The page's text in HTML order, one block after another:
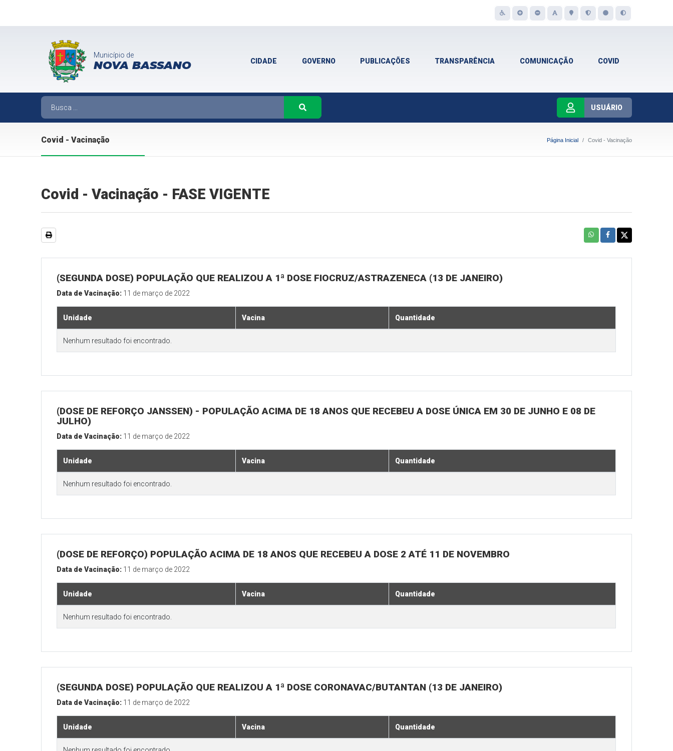
Município de
NOVA BASSANO CIDADE GOVERNO PUBLICAÇÕES TRANSPARÊNCIA COMUNICAÇÃO COVID
USUÁRIO
Covid - Vacinação Página Inicial Covid - Vacinação
Covid - Vacinação - FASE VIGENTE
(SEGUNDA DOSE) POPULAÇÃO QUE REALIZOU A 1ª DOSE FIOCRUZ/ASTRAZENECA (13 DE JANEIRO)
Data de Vacinação: 11 de março de 2022
Unidade Vacina Quantidade
Nenhum resultado foi encontrado.
(DOSE DE REFORÇO JANSSEN) - POPULAÇÃO ACIMA DE 18 ANOS QUE RECEBEU A DOSE ÚNICA EM 30 DE JUNHO E 08 DE
JULHO)
Data de Vacinação: 11 de março de 2022
Unidade Vacina Quantidade
Nenhum resultado foi encontrado.
(DOSE DE REFORÇO) POPULAÇÃO ACIMA DE 18 ANOS QUE RECEBEU A DOSE 2 ATÉ 11 DE NOVEMBRO
Data de Vacinação: 11 de março de 2022
Unidade Vacina Quantidade
Nenhum resultado foi encontrado.
(SEGUNDA DOSE) POPULAÇÃO QUE REALIZOU A 1ª DOSE CORONAVAC/BUTANTAN (13 DE JANEIRO)
Data de Vacinação: 11 de março de 2022
Unidade Vacina Quantidade